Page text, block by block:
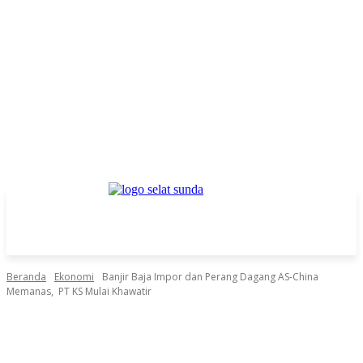
Beranda Ekonomi
Banjir Baja Impor dan Perang Dagang AS-China
Memanas, PT KS Mulai Khawatir